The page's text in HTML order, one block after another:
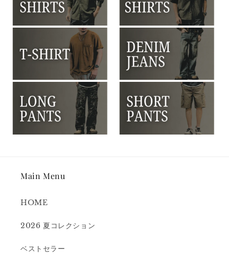
Main Menu
HOME
2026 夏コレクション
ベストセラー